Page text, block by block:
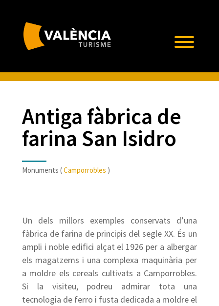
Antiga fàbrica de
farina San Isidro
Monuments (Camporrobles )
Un dels millors exemples conservats d’una
fàbrica de farina de principis del segle XX. És un
ampli i noble edifici alçat el 1926 per a albergar
els magatzems i una complexa maquinària per
a moldre els cereals cultivats a Camporrobles.
Si la visiteu, podreu admirar tota una
tecnologia de ferro i fusta dedicada a moldre el